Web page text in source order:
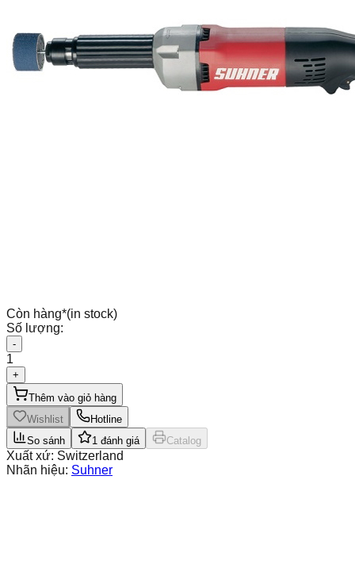
Còn hàng*(in stock)
Số lượng:
-
1
+
Thêm vào giỏ hàng
Wishlist
Hotline
So sánh
1 đánh giá Catalog
Xuất xứ: Switzerland
Nhãn hiệu: Suhner